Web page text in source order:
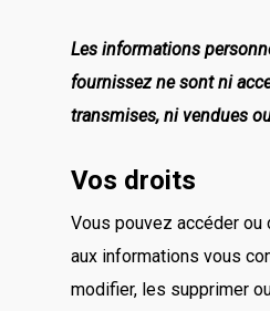
Les informations
fournissez ne sont ni
transmises, ni vendues
Vos droits
Vous pouvez accéder ou
aux informations vous
modifier, les supprimer